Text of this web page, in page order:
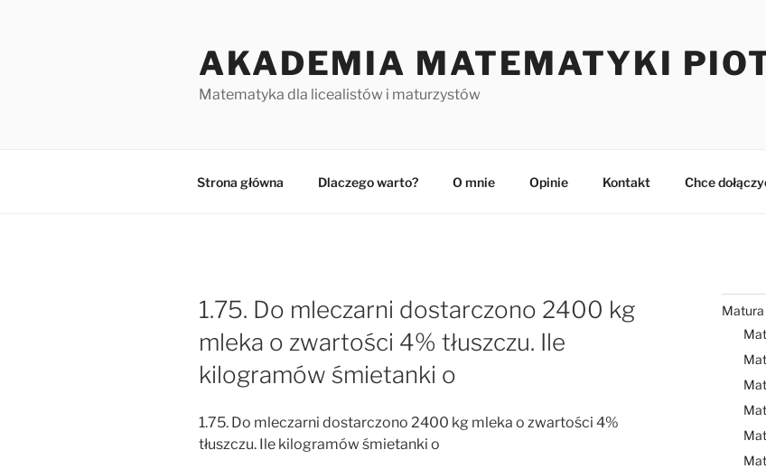
AKADEMIA MATEMATYKI
Matematyka dla licealistów i maturzystów
Strona główna Dlaczego warto? O mnie Opinie Kontakt Chce
1.75. Do mleczarni dostarczono 2400 kg
mleka o zwartości 4% tłuszczu. Ile
kilogramów śmietanki o
1.75. Do mleczarni dostarczono 2400 kg mleka o zwartości 4%
tłuszczu. Ile kilogramów śmietanki o